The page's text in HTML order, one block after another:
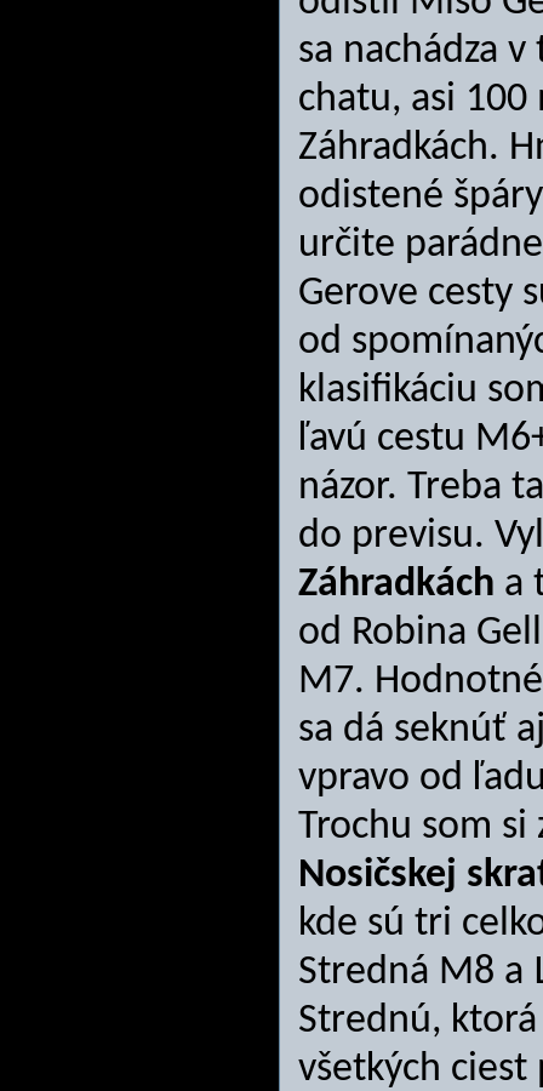
sa nachádza
chatu, asi
Záhradkách.
odistené
určite
Gerove cesty
od
klasifikáciu
ľavú cestu
názor. Treba
do previsu.
Záhradkách a
od Robina
M7.
sa dá seknúť
vpravo od
Trochu som si
Nosičskej
kde sú tri
Stredná M8 a
Strednú,
všetkých ciest